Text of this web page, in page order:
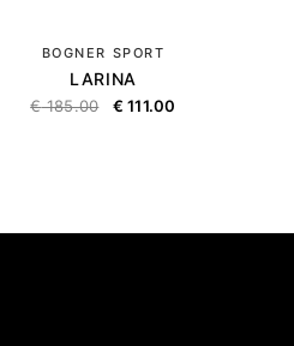
BOGNER SPORT
LARINA
€185.00 € 111.00